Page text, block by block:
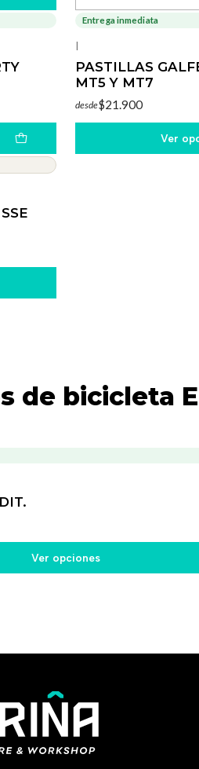
Cantidad
Entrega inmediata
|
PASTILLAS
MT5 Y MT7
desde$21.900
Ver
de bicicleta
Ver opciones